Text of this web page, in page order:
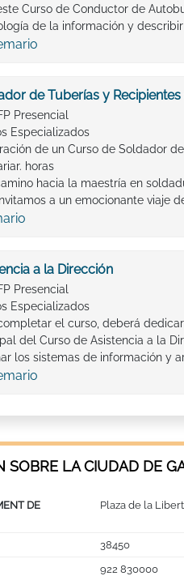
Curso de Conductor de
de la información y
de Tuberías y
Presencial
Especializados
de un Curso de Soldador
horas
hacia la maestría en
a un emocionante viaje
a la Dirección
Presencial
Especializados
el curso, deberá dedicar
del Curso de Asistencia a la
los sistemas de información y
SOBRE LA CIUDAD DE
DE
Plaza de la
38450
922 830000